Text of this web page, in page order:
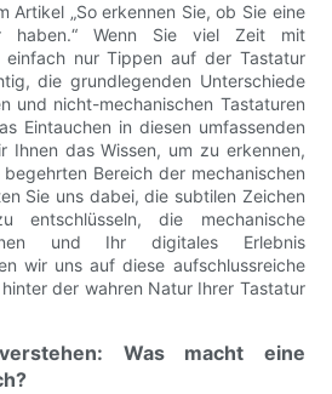
Artikel „So erkennen Sie, ob Sie eine
haben.“ Wenn Sie viel Zeit mit
einfach nur Tippen auf der Tastatur
die grundlegenden Unterschiede
und nicht-mechanischen Tastaturen
Eintauchen in diesen umfassenden
Ihnen das Wissen, um zu erkennen,
Bereich der mechanischen
Sie uns dabei, die subtilen Zeichen
entschlüsseln, die mechanische
und Ihr digitales Erlebnis
wir uns auf diese aufschlussreiche
der wahren Natur Ihrer Tastatur
Was macht eine